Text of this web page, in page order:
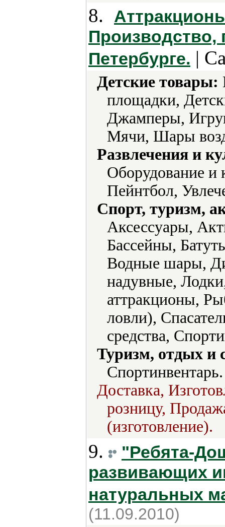
8.
Производство,
Петербурге. |
Детские товары:
площадки,
Джамперы,
Мячи, Шары
Развлечения и
Оборудование и
Пейнтбол,
Спорт, туризм,
Аксессуары,
Бассейны,
Водные шары,
надувные,
аттракционы,
ловли),
средства,
Туризм, отдых и
Спортинвентарь.
Доставка,
розницу,
(изготовление).
9.
"Ребята-
развивающих
натуральных
(11.09.2010)